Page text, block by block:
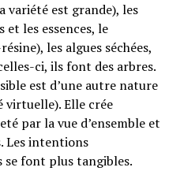
est grande), les
les essences, le
les algues séchées,
ci, ils font des arbres.
est d’une autre nature
virtuelle). Elle crée
par la vue d’ensemble et
Les intentions
se font plus tangibles.